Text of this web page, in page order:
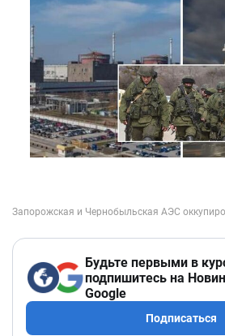
Будьте первыми в
подпишитесь на
Google
Подписаться